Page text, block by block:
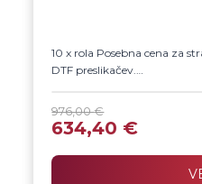
10 x rola Posebna cena za
DTF preslikačev.
zagotavlja kakovosten izpis,
preslikačev in odličen prenos
976,00€
634,40 €